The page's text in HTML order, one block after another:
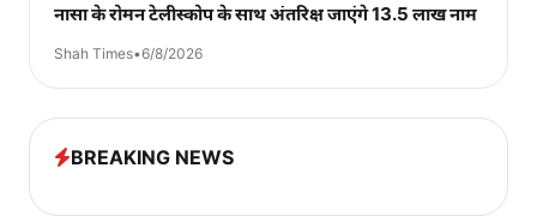
नासा के रोमन टेलीस्कोप के साथ अंतरिक्ष जाएंगे 13.5 लाख नाम
Shah Times•6/8/2026
BREAKING NEWS